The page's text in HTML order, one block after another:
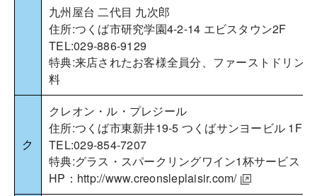
九州屋台 二代目 九次郎
住所:つくば市研究学園4-2-14 エビスタウン2F
TEL:029-886-9129
特典:来店されたお客様全員分、ファーストドリン
料
ク
クレオン・ル・プレジール
住所:つくば市東新井19-5 つくばサンヨービル 1F
TEL:029-854-7207
特典:グラス・スパークリングワイン1杯サービス
HP： http://www.creonsleplaisir.com/